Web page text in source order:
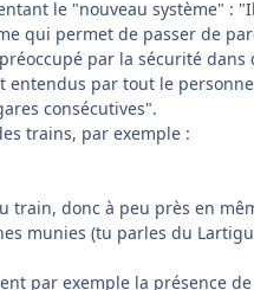
le "nouveau système" :
qui permet de passer de
par la sécurité dans
entendus par tout le
consécutives".
trains, par exemple :
train, donc à peu près en
munies (tu parles du
par exemple la présence de